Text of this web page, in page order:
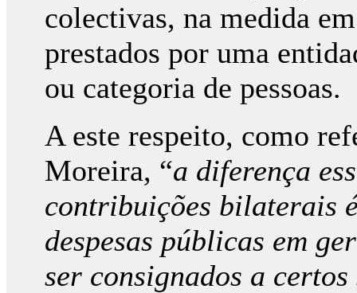
colectivas, na medida
prestados por uma
ou categoria de pessoas.
A este respeito, como
Moreira, “a diferença
contribuições bilaterais
despesas públicas em
ser consignados a